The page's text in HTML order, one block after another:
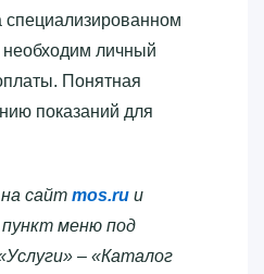
необходим личный
Понятная
показаний для
сайт mos.ru и
пункт меню под
– «Каталог